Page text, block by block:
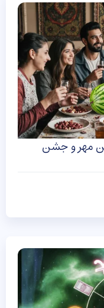
مهر و جشن